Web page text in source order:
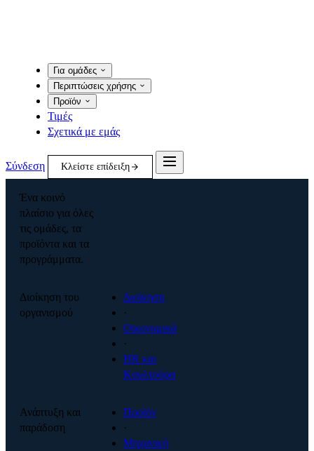
Για ομάδες
Περιπτώσεις χρήσης
Προϊόν
Τιμές
Σχετικά με εμάς
Σύνδεση Κλείστε επίδειξη
Ένα κοινό
πλαίσιο για όλες
τις ομάδες, τα
προϊόντα και τα
προγράμματα.
Διοίκηση του
οργανισμού
Διοίκηση
·
Οικονομικά
·
HR και
Κουλτούρα
Ανάπτυξη και
παράδοση
Προϊόν
·
Μηχανική